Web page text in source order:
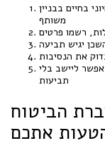
בחיים בבניין
משותף
רשמו פרטים
יגיש תביעה
את הנסיבות
ליישב בלי
תביעות
הביטוח
אתכם